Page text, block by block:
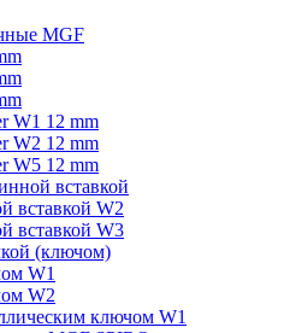
MGF
W1 12 mm
W2 12 mm
W5 12 mm
вставкой
вставкой W2
вставкой W3
(ключом)
W1
W2
ключом W1